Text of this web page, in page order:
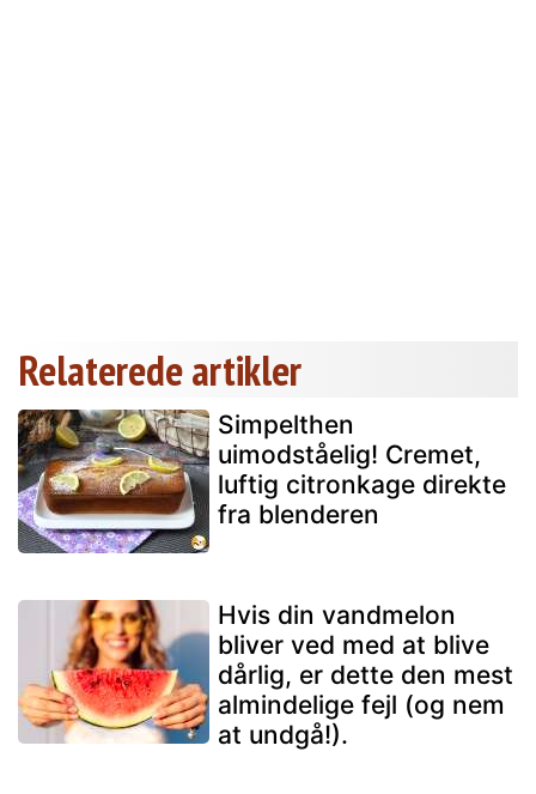
Relaterede artikler
Simpelthen
uimodståelig! Cremet,
luftig citronkage direkte
fra blenderen
Hvis din vandmelon
bliver ved med at blive
dårlig, er dette den mest
almindelige fejl (og nem
at undgå!).